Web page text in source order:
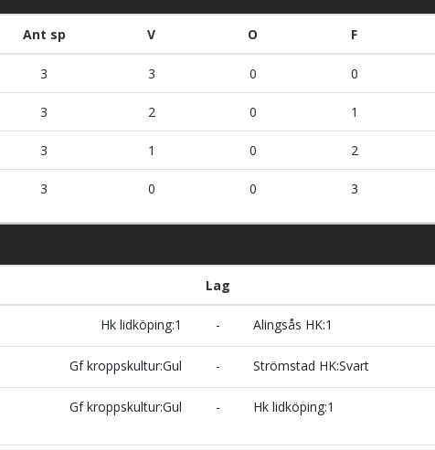
Ant sp V O F
3 3 0 0
3 2 0 1
3 1 0 2
3 0 0 3
Lag
Hk lidköping:1 - Alingsås HK:1
Gf kroppskultur:Gul - Strömstad HK:Svart
Gf kroppskultur:Gul - Hk lidköping:1